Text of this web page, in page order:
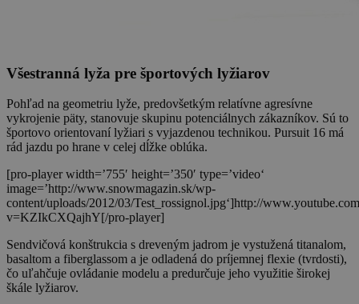
Všestranná lyža pre športových lyžiarov
Pohľad na geometriu lyže, predovšetkým relatívne agresívne
vykrojenie päty, stanovuje skupinu potenciálnych zákazníkov. Sú to
športovo orientovaní lyžiari s vyjazdenou technikou. Pursuit 16 má
rád jazdu po hrane v celej dĺžke oblúka.
[pro-player width=’755′ height=’350′ type=’video‘
image=’http://www.snowmagazin.sk/wp-
content/uploads/2012/03/Test_rossignol.jpg‘]http://
v=KZIkCXQajhY[/pro-player]
Sendvičová konštrukcia s dreveným jadrom je vystužená titanalom,
basaltom a fiberglassom a je odladená do príjemnej flexie (tvrdosti),
čo uľahčuje ovládanie modelu a predurčuje jeho využitie širokej
škále lyžiarov.